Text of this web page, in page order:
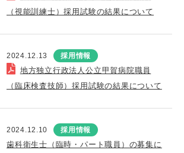
（視能訓練士）採用試験の結果について
2024.12.13 採用情報
地方独立行政法人公立甲賀病院職員
（臨床検査技師）採用試験の結果について
2024.12.10 採用情報
歯科衛生士（臨時・パート職員）の募集に